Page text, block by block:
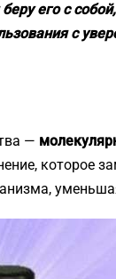
его с
с
—
которое